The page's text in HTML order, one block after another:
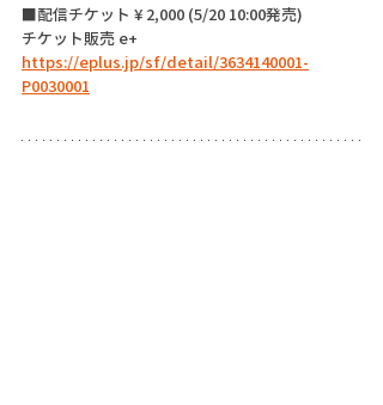
■配信チケット ¥ 2,000 (5/20 10:00発売)
チケット販売 e+
https://eplus.jp/sf/detail/3634140001-
P0030001